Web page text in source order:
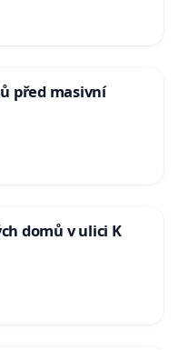
před masivní
domů v ulici K